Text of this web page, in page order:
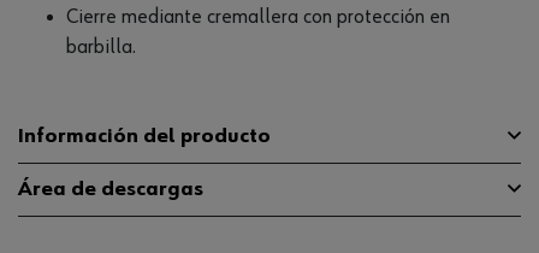
Cierre mediante cremallera con protección en
barbilla.
Información del producto
Material 100 % poliéster
Área de descargas